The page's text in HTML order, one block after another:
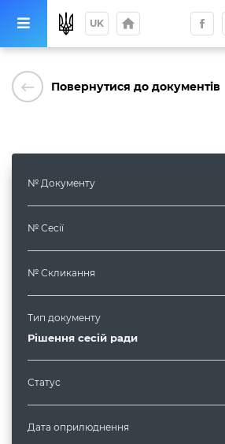
UK home
keyboard_backspace Повернутися до документів
№ Документу
№ Сесії
№ Скликання
Тип документу
Рішення сесій ради
Статус
Дата оприлюднення